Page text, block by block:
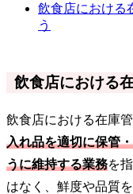
飲食店における
う
飲食店における
飲食店における在庫管
入れ品を適切に保管
うに維持する業務を
はなく、鮮度や品質